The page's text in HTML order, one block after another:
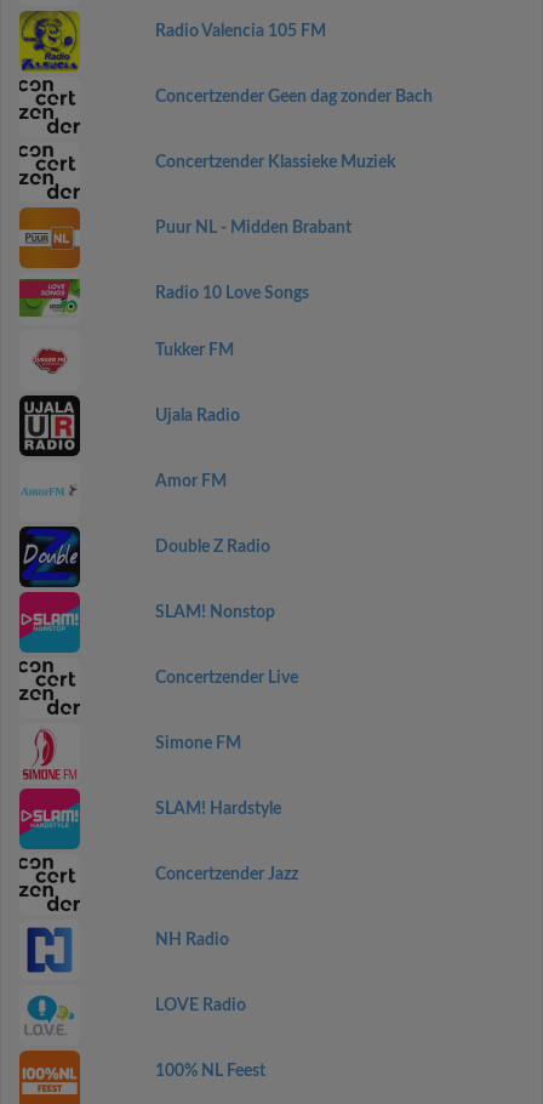
Radio Valencia 105 FM
Concertzender Geen dag zonder Bach
Concertzender Klassieke Muziek
Puur NL - Midden Brabant
Radio 10 Love Songs
Tukker FM
Ujala Radio
Amor FM
Double Z Radio
SLAM! Nonstop
Concertzender Live
Simone FM
SLAM! Hardstyle
Concertzender Jazz
NH Radio
LOVE Radio
100% NL Feest